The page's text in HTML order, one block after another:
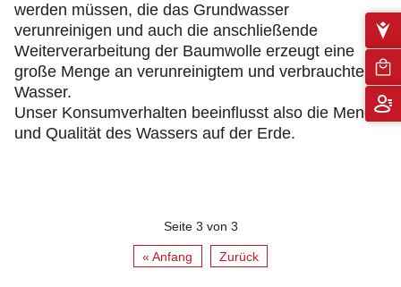
werden müssen, die das Grundwasser
verunreinigen und auch die anschließende
Weiterverarbeitung der Baumwolle erzeugt eine
große Menge an verunreinigtem und verbrauchtem
Wasser.
Unser Konsumverhalten beeinflusst also die Menge
und Qualität des Wassers auf der Erde.
Seite 3 von 3
« Anfang Zurück